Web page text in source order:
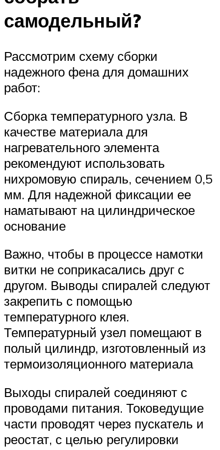
самодельный?
Рассмотрим схему сборки
надежного фена для домашних
работ:
Сборка температурного узла. В
качестве материала для
нагревательного элемента
рекомендуют использовать
нихромовую спираль, сечением 0,5
мм. Для надежной фиксации ее
наматывают на цилиндрическое
основание
Важно, чтобы в процессе намотки
витки не соприкасались друг с
другом. Выводы спиралей следуют
закрепить с помощью
температурного клея.
Температурный узел помещают в
полый цилиндр, изготовленный из
термоизоляционного материала
Выходы спиралей соединяют с
проводами питания. Токоведущие
части проводят через пускатель и
реостат, с целью регулировки